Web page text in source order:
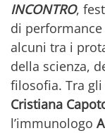
INCONTRO,
di
alcuni tra i
della scienza,
filosofia. Tra
Cristiana
l’immunologo